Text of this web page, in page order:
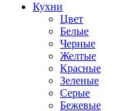
Кухни
Цвет
Белые
Черные
Желтые
Красные
Зеленые
Серые
Бежевые